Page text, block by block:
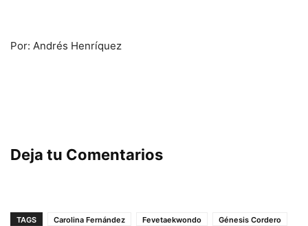
Por: Andrés Henríquez
Deja tu Comentarios
TAGS Carolina Fernández Fevetaekwondo
Génesis Cordero